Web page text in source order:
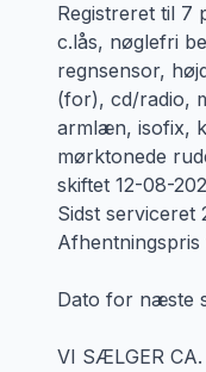
Registreret til 7
c.lås, nøglefri
regnsensor,
(for), cd/radio,
armlæn, isofix,
mørktonede
skiftet 12-08-
Sidst
Dato for næste
VI SÆLGER